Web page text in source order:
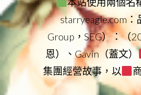
starryeagle.com
Group，SEG）：（
恩）、Gavin（蓋文）
集團經營故事，以